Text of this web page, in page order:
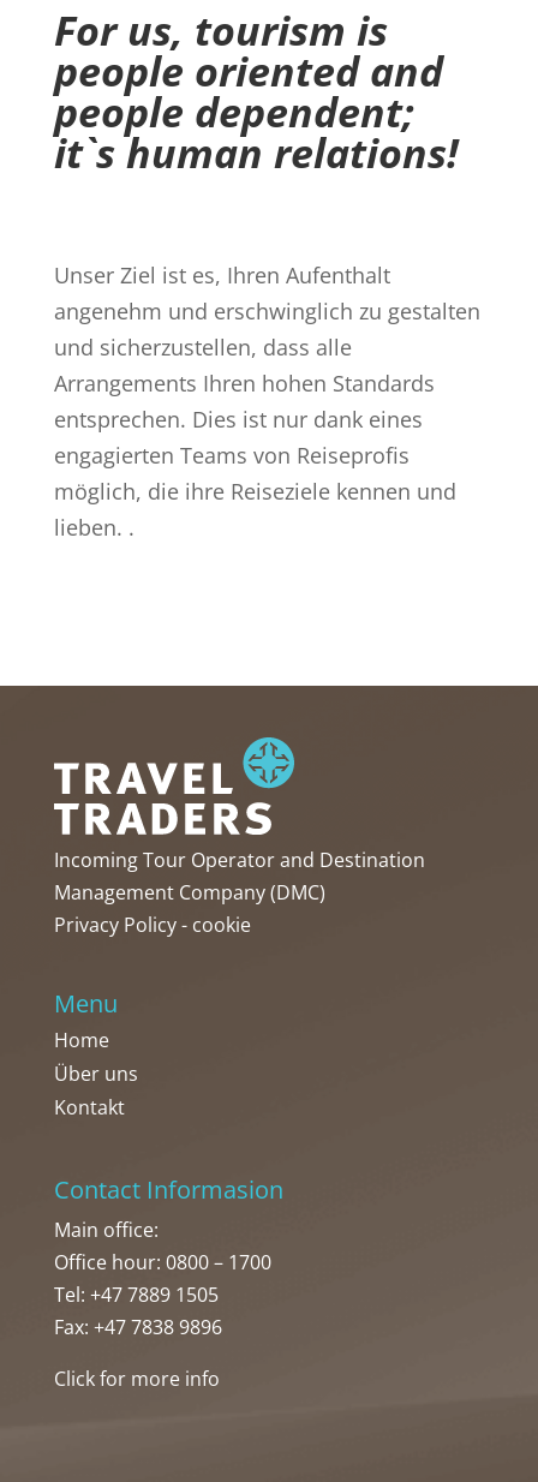
For us, tourism is
people oriented and
people dependent;
it`s human relations!
Unser Ziel ist es, Ihren Aufenthalt
angenehm und erschwinglich zu gestalten
und sicherzustellen, dass alle
Arrangements Ihren hohen Standards
entsprechen. Dies ist nur dank eines
engagierten Teams von Reiseprofis
möglich, die ihre Reiseziele kennen und
lieben. .
Incoming Tour Operator and Destination
Management Company (DMC)
Privacy Policy- cookie
Menu
Home
Über uns
Kontakt
Contact Informasion
Main office:
Office hour: 0800 – 1700
Tel: +47 7889 1505
Fax: +47 7838 9896
Click for more info